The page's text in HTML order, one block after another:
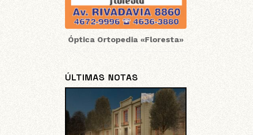
Óptica Ortopedia «Floresta»
ÚLTIMAS NOTAS